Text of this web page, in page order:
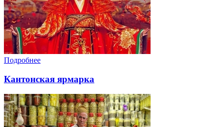
Подробнее
Кантонская ярмарка